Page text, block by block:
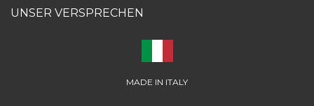
UNSER VERSPRECHEN
MADE IN ITALY